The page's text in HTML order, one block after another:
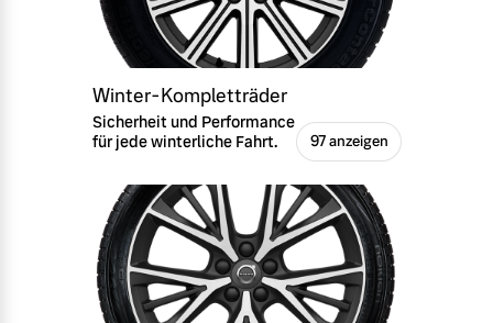
Winter-Kompletträder
Sicherheit und Performance
für jede winterliche Fahrt.
97 anzeigen